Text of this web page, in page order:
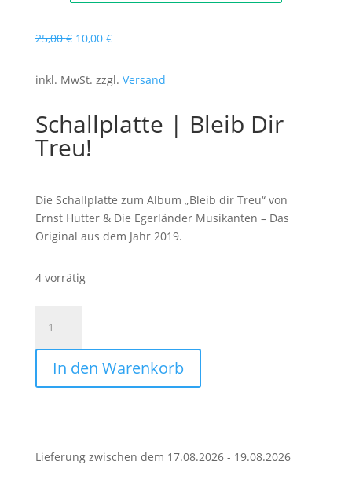
25,00€ Ursprünglicher
war:
25,00 €
10,00 €Aktueller
ist:
10,00 €.
inkl. MwSt. zzgl. Versand
Schallplatte | Bleib Dir
Treu!
Die Schallplatte zum Album „Bleib dir Treu“ von
Ernst Hutter & Die Egerländer Musikanten – Das
Original aus dem Jahr 2019.
4 vorrätig
Bleib
Treu!
In den Warenkorb
Lieferung zwischen dem 17.08.2026 - 19.08.2026